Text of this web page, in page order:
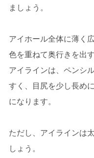
ましょう。
アイホール全体に薄く
色を重ねて奥行きを出
アイラインは、ペンシ
すく、目尻を少し長め
になります。
ただし、アイラインは
しょう。